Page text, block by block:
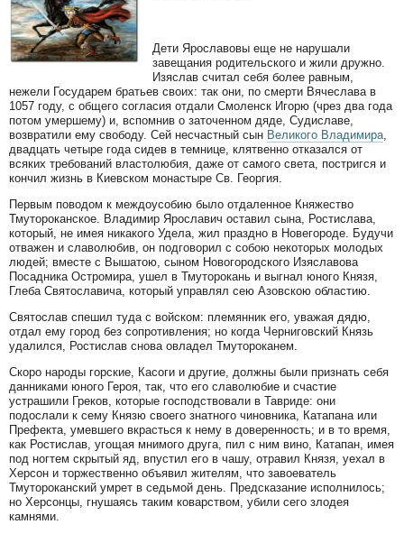
Дети Ярославовы еще не нарушали
завещания родительского и жили дружно.
Изяслав считал себя более равным,
нежели Государем братьев своих: так они, по смерти Вячеслава в
1057 году, с общего согласия отдали Смоленск Игорю (чрез два года
потом умершему) и, вспомнив о заточенном дяде, Судиславе,
возвратили ему свободу. Сей несчастный сын Великого Владимира
двадцать четыре года сидев в темнице, клятвенно отказался от
всяких требований властолюбия, даже от самого света, постригся и
кончил жизнь в Киевском монастыре Св. Георгия.
Первым поводом к междоусобию было отдаленное Княжество
Тмутороканское. Владимир Ярославич оставил сына, Ростислава,
который, не имея никакого Удела, жил праздно в Новегороде. Будучи
отважен и славолюбив, он подговорил с собою некоторых молодых
людей; вместе с Вышатою, сыном Новогородского Изяславова
Посадника Остромира, ушел в Тмуторокань и выгнал юного Князя,
Глеба Святославича, который управлял сею Азовскою областию.
Святослав спешил туда с войском: племянник его, уважая дядю,
отдал ему город без сопротивления; но когда Черниговский Князь
удалился, Ростислав снова овладел Тмутороканем.
Скоро народы горские, Касоги и другие, должны были признать себя
данниками юного Героя, так, что его славолюбие и счастие
устрашили Греков, которые господствовали в Тавриде: они
подослали к сему Князю своего знатного чиновника, Катапана или
Префекта, умевшего вкрасться к нему в доверенность; и в то время,
как Ростислав, угощая мнимого друга, пил с ним вино, Катапан, имея
под ногтем скрытый яд, впустил его в чашу, отравил Князя, уехал в
Херсон и торжественно объявил жителям, что завоеватель
Тмутороканский умрет в седьмой день. Предсказание исполнилось;
но Херсонцы, гнушаясь таким коварством, убили сего злодея
камнями.